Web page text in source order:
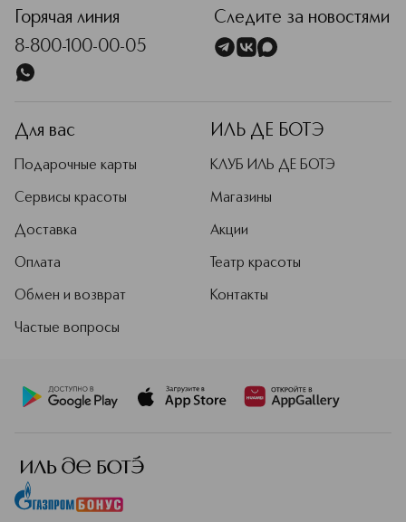
Горячая линия
8-800-100-00-05
Следите за новостями
Для вас
Подарочные карты
Сервисы красоты
Доставка
Оплата
Обмен и возврат
Частые вопросы
ИЛЬ ДЕ БОТЭ
КЛУБ ИЛЬ ДЕ БОТЭ
Магазины
Акции
Театр красоты
Контакты